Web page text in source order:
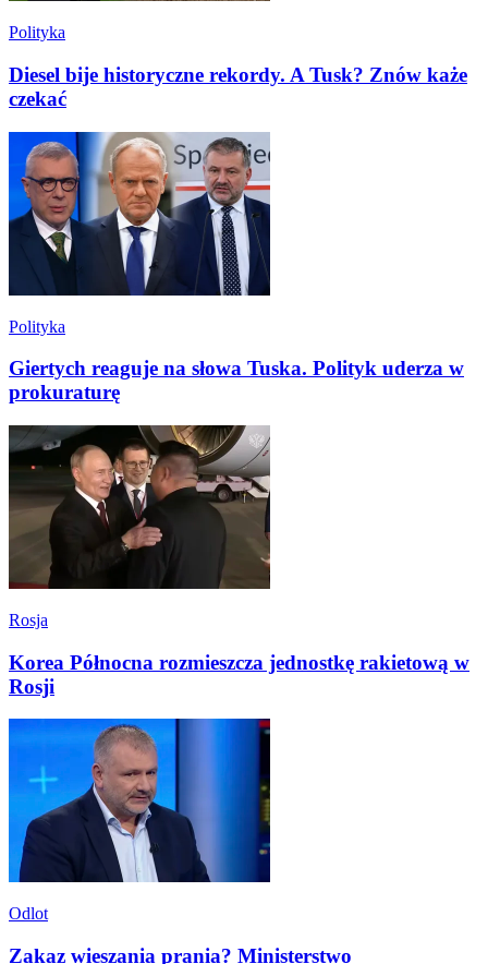
Polityka
Diesel bije historyczne rekordy. A Tusk? Znów każe
czekać
Polityka
Giertych reaguje na słowa Tuska. Polityk uderza w
prokuraturę
Rosja
Korea Północna rozmieszcza jednostkę rakietową w
Rosji
Odlot
Zakaz wieszania prania? Ministerstwo